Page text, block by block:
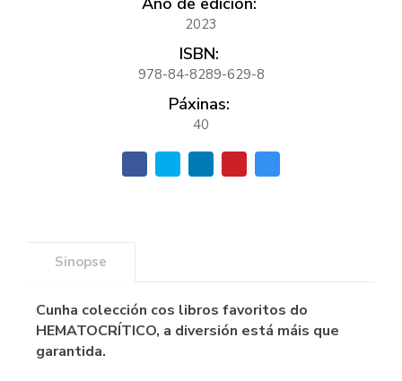
2023
ISBN:
978-84-8289-629-8
Páxinas:
40
Sinopse
Cunha colección cos libros favoritos do
HEMATOCRÍTICO, a diversión está máis que
garantida.